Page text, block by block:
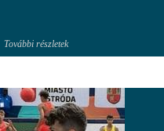
További részletek